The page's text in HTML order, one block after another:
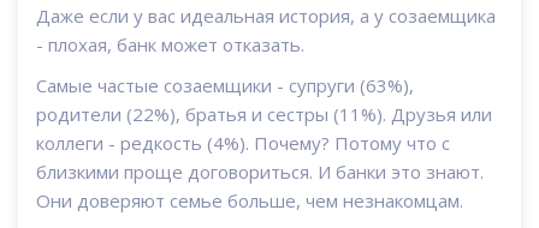
Даже если у вас идеальная история, а у созаемщика
- плохая, банк может отказать.
Самые частые созаемщики - супруги (63%),
родители (22%), братья и сестры (11%). Друзья или
коллеги - редкость (4%). Почему? Потому что с
близкими проще договориться. И банки это знают.
Они доверяют семье больше, чем незнакомцам.